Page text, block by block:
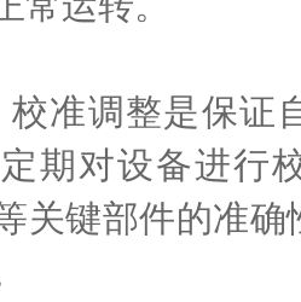
调整是保证
期对设备进行
关键部件的准